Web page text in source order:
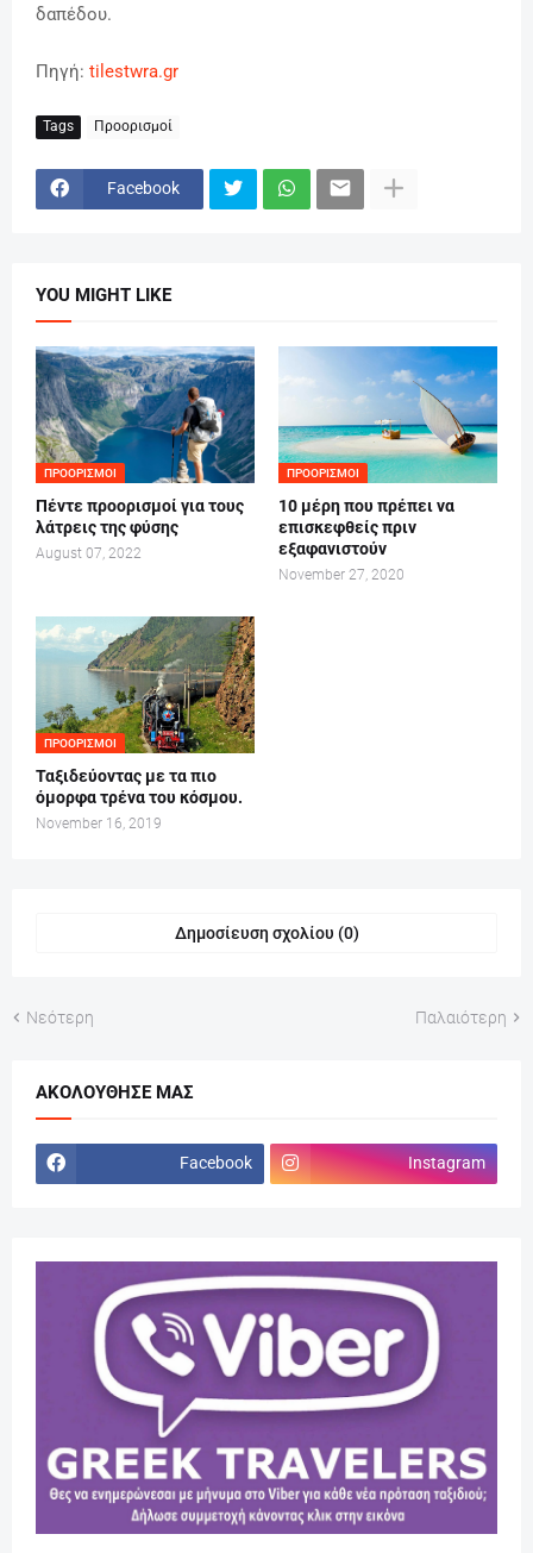
δαπέδου.
Πηγή: tilestwra.gr
Tags Προορισμοί
Facebook
YOU MIGHT LIKE
ΠΡΟΟΡΙΣΜΟΊ
Πέντε προορισμοί για τους
λάτρεις της φύσης
August 07, 2022
ΠΡΟΟΡΙΣΜΟΊ
10 μέρη που πρέπει να
επισκεφθείς πριν
εξαφανιστούν
November 27, 2020
ΠΡΟΟΡΙΣΜΟΊ
Ταξιδεύοντας με τα πιο
όμορφα τρένα του κόσμου.
November 16, 2019
Δημοσίευση σχολίου (0)
Νεότερη Παλαιότερη
ΑΚΟΛΟΎΘΗΣΕ ΜΑΣ
Facebook Instagram